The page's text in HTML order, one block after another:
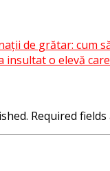
de grătar: cum
o elevă
Required